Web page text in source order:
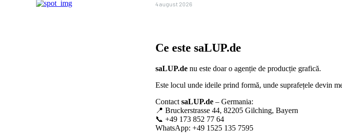
4 august 2026
Ce este saLUP.de
saLUP.de nu este doar o agenție de producție grafică.
Este locul unde ideile prind formă, unde suprafețele devin
Contact saLUP.de – Germania:
📍 Bruckerstrasse 44, 82205 Gilching, Bayern
📞 +49 173 852 77 64
WhatsApp: +49 1525 135 7595